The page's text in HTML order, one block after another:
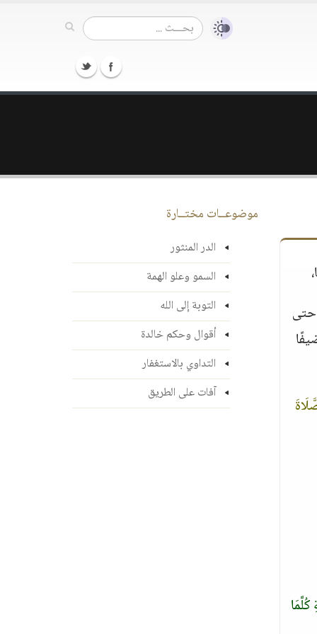
حتى
موضوعــات مختــارة
الدر المنثور
السمو وعلو الهمة
التوبة إلى الله
أقوال وحكم خالدة
التداوي بالاستغفار
آفات على الطريق